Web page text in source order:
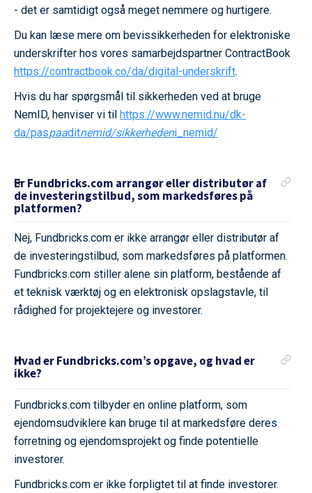
- det er samtidigt også meget nemmere og hurtigere.
Du kan læse mere om bevissikkerheden for elektroniske
underskrifter hos vores samarbejdspartner ContractBook
https://contractbook.co/da/digital-underskrift.
Hvis du har spørgsmål til sikkerheden ved at bruge
NemID, henviser vi til https://www.nemid.nu/dk-
da/paspaaditnemid/sikkerhedeni_nemid/
Er Fundbricks.com arrangør eller distributør af
de investeringstilbud, som markedsføres på
platformen?
Nej, Fundbricks.com er ikke arrangør eller distributør af
de investeringstilbud, som markedsføres på platformen.
Fundbricks.com stiller alene sin platform, bestående af
et teknisk værktøj og en elektronisk opslagstavle, til
rådighed for projektejere og investorer.
Hvad er Fundbricks.com’s opgave, og hvad er
ikke?
Fundbricks.com tilbyder en online platform, som
ejendomsudviklere kan bruge til at markedsføre deres
forretning og ejendomsprojekt og finde potentielle
investorer.
Fundbricks.com er ikke forpligtet til at finde investorer.